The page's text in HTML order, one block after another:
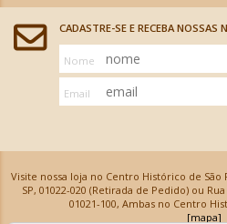
CADASTRE-SE E RECEBA NOSSAS
Nome
Email
Visite nossa loja no Centro Histórico de São
SP, 01022-020 (Retirada de Pedido) ou
01021-100, Ambas no Centro
[mapa]